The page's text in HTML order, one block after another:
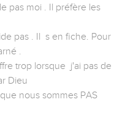
pas moi . Il préfère les
pas . Il  s en fiche. Pour
.
trop lorsque  j'ai pas de
Dieu
nous sommes PAS